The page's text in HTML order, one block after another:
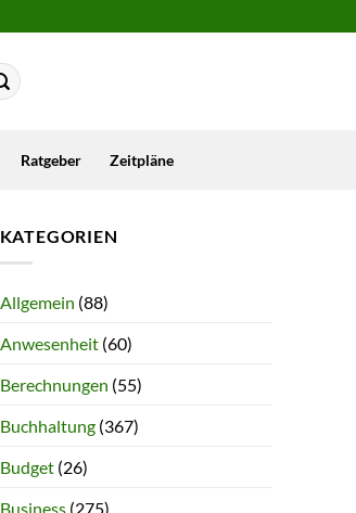
Ratgeber Zeitpläne
KATEGORIEN
Allgemein (88)
Anwesenheit(60)
Berechnungen (55)
Buchhaltung(367)
Budget(26)
Business(275)